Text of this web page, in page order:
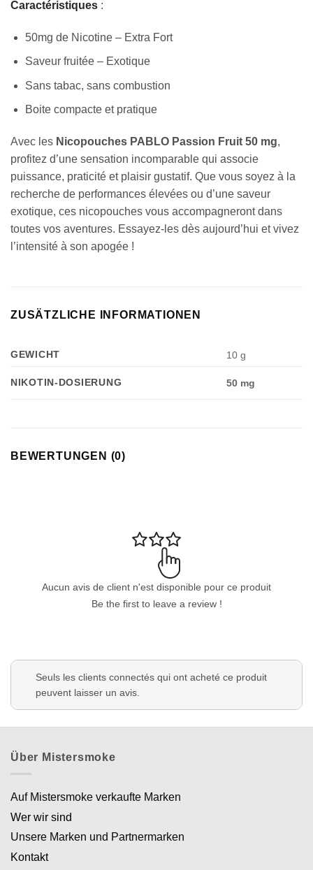
Caractéristiques :
50mg de Nicotine – Extra Fort
Saveur fruitée – Exotique
Sans tabac, sans combustion
Boite compacte et pratique
Avec les Nicopouches PABLO Passion Fruit 50 mg,
profitez d’une sensation incomparable qui associe
puissance, praticité et plaisir gustatif. Que vous soyez à la
recherche de performances élevées ou d’une saveur
exotique, ces nicopouches vous accompagneront dans
toutes vos aventures. Essayez-les dès aujourd’hui et vivez
l’intensité à son apogée !
ZUSÄTZLICHE INFORMATIONEN
GEWICHT 10 g
NIKOTIN-DOSIERUNG 50 mg
BEWERTUNGEN (0)
Aucun avis de client n'est disponible pour ce produit
Be the first to leave a review !
Seuls les clients connectés qui ont acheté ce produit
peuvent laisser un avis.
Über Mistersmoke
Auf Mistersmoke verkaufte Marken
Wer wir sind
Unsere Marken und Partnermarken
Kontakt